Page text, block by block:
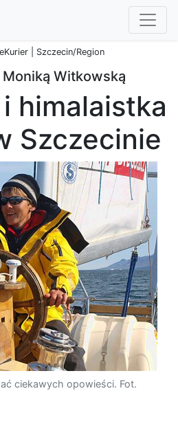
| Szczecin/Region
Witkowską
himalaistka
Szczecinie
ciekawych opowieści. Fot.